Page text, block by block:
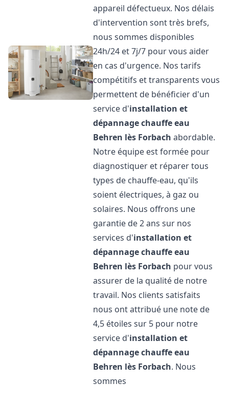
appareil défectueux. Nos délais
d'intervention sont très brefs,
nous sommes disponibles
24h/24 et 7j/7 pour vous aider
en cas d'urgence. Nos tarifs
compétitifs et transparents vous
permettent de bénéficier d'un
service d'installation et
dépannage chauffe eau
Behren lès Forbach abordable.
Notre équipe est formée pour
diagnostiquer et réparer tous
types de chauffe-eau, qu'ils
soient électriques, à gaz ou
solaires. Nous offrons une
garantie de 2 ans sur nos
services d'installation et
dépannage chauffe eau
Behren lès Forbach pour vous
assurer de la qualité de notre
travail. Nos clients satisfaits
nous ont attribué une note de
4,5 étoiles sur 5 pour notre
service d'installation et
dépannage chauffe eau
Behren lès Forbach. Nous
sommes